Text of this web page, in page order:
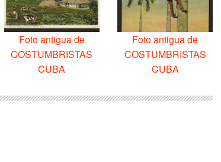
Foto antigua de
COSTUMBRISTAS
CUBA
Foto antigua de
COSTUMBRISTAS
CUBA